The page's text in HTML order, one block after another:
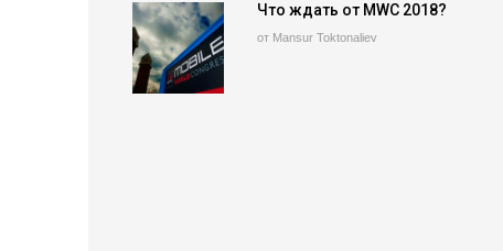
Что ждать от MWC 2018?
от Mansur Toktonaliev